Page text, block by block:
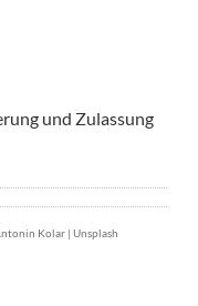
und Zulassung
Kolar | Unsplash